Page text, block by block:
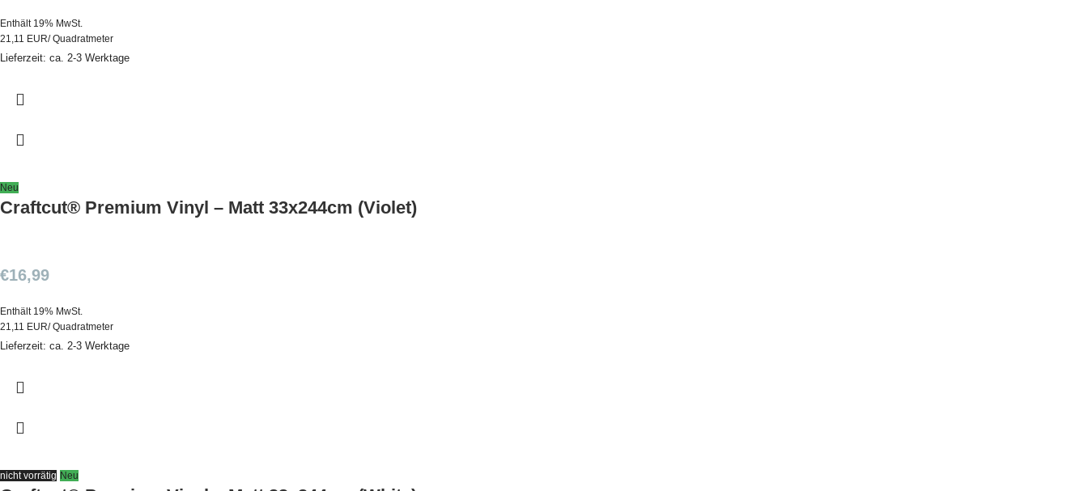
Enthält 19% MwSt.
21,11 EUR/ Quadratmeter
Lieferzeit: ca. 2-3 Werktage
Neu
Craftcut® Premium Vinyl – Matt 33x244cm (Violet)
€16,99
Enthält 19% MwSt.
21,11 EUR/ Quadratmeter
Lieferzeit: ca. 2-3 Werktage
nicht vorrätig Neu